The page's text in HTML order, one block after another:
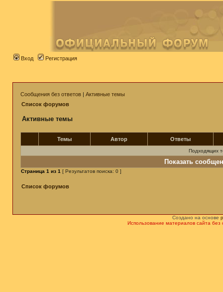
Вход Регистрация
Сообщения без ответов | Активные темы
Список форумов
Активные темы
Темы Автор Ответы
Подходящих
Показать
Страница 1 из 1 [ Результатов поиска: 0 ]
Список форумов
Создано на основе
Использование материалов сайта